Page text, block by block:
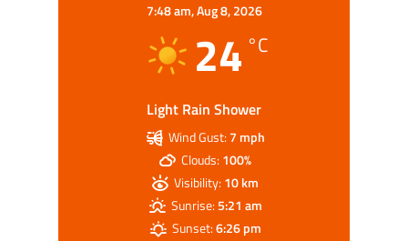
7:48 am,Aug 8, 2026
24 °C
Light Rain Shower
Wind Gust: 7 mph
Clouds:100%
Visibility:10 km
Sunrise:5:21 am
Sunset:6:26 pm